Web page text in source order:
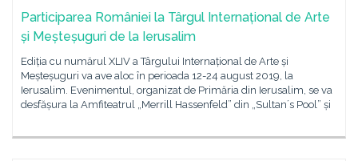
Participarea României la Târgul Internațional de Arte
și Meșteșuguri de la Ierusalim
Ediția cu numărul XLIV a Târgului Internațional de Arte și
Meșteșuguri va ave aloc în perioada 12-24 august 2019, la
Ierusalim. Evenimentul, organizat de Primăria din Ierusalim, se va
desfășura la Amfiteatrul „Merrill Hassenfeld” din „Sultan´s Pool” și